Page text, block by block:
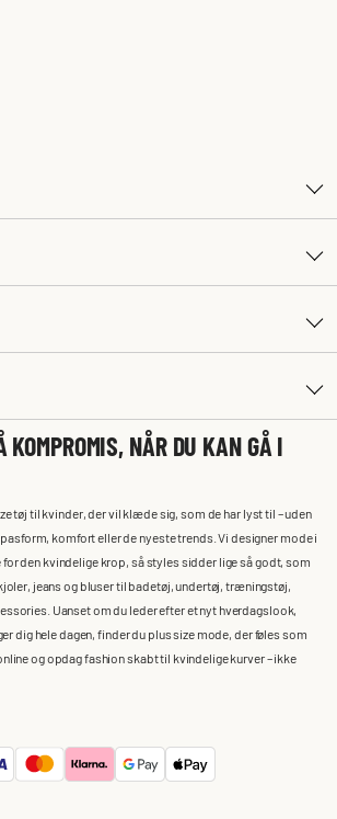
KOMPROMIS, NÅR DU KAN GÅ I
tøj til kvinder, der vil klæde sig, som de har lyst til – uden
komfort eller de nyeste trends. Vi designer mode i
den kvindelige krop, så styles sidder lige så godt, som
jeans og bluser til badetøj, undertøj, træningstøj,
Uanset om du leder efter et nyt hverdagslook,
dig hele dagen, finder du plus size mode, der føles som
og opdag fashion skabt til kvindelige kurver – ikke